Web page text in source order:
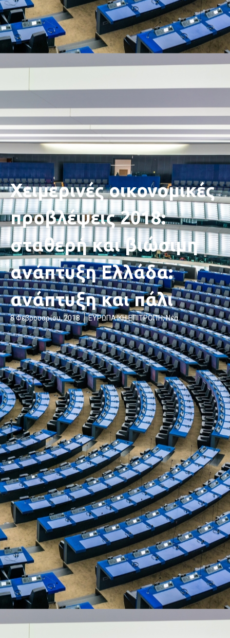
Χειμερινές οικονομικές
προβλέψεις 2018:
σταθερή και βιώσιμη
ανάπτυξη Ελλάδα:
ανάπτυξη και πάλι
8 Φεβρουαρίου, 2018 ΕΥΡΩΠΑΪΚΗ ΕΠΙΤΡΟΠΉ,Νέα